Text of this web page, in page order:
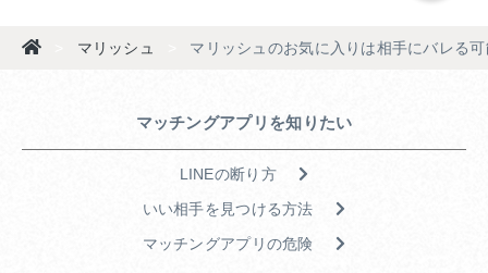
マリッシュ マリッシュのお気に入りは相手にバレる
マッチングアプリを知りたい
LINEの断り方
いい相手を見つける方法
マッチングアプリの危険